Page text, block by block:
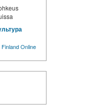
Finland Online